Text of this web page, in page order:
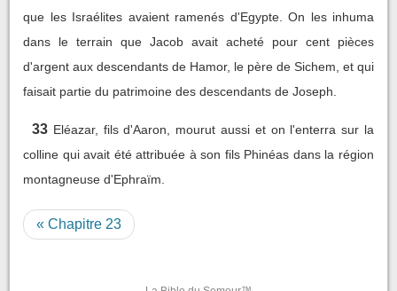
que les Israélites avaient ramenés d'Egypte. On les inhuma
dans le terrain que Jacob avait acheté pour cent pièces
d'argent aux descendants de Hamor, le père de Sichem, et qui
faisait partie du patrimoine des descendants de Joseph.
33 Eléazar, fils d'Aaron, mourut aussi et on l'enterra sur la
colline qui avait été attribuée à son fils Phinéas dans la région
montagneuse d'Ephraïm.
« Chapitre 23